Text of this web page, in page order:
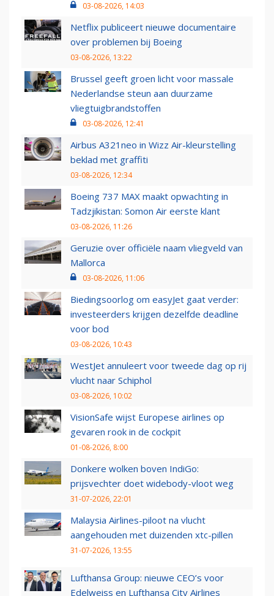
03-08-2026, 14:03
Netflix publiceert nieuwe documentaire
over problemen bij Boeing
03-08-2026, 13:22
Brussel geeft groen licht voor massale
Nederlandse steun aan duurzame
vliegtuigbrandstoffen
03-08-2026, 12:41
Airbus A321neo in Wizz Air-kleurstelling
beklad met graffiti
03-08-2026, 12:34
Boeing 737 MAX maakt opwachting in
Tadzjikistan: Somon Air eerste klant
03-08-2026, 11:26
Geruzie over officiële naam vliegveld van
Mallorca
03-08-2026, 11:06
Biedingsoorlog om easyJet gaat verder:
investeerders krijgen dezelfde deadline
voor bod
03-08-2026, 10:43
WestJet annuleert voor tweede dag op rij
vlucht naar Schiphol
03-08-2026, 10:02
VisionSafe wijst Europese airlines op
gevaren rook in de cockpit
01-08-2026, 8:00
Donkere wolken boven IndiGo:
prijsvechter doet widebody-vloot weg
31-07-2026, 22:01
Malaysia Airlines-piloot na vlucht
aangehouden met duizenden xtc-pillen
31-07-2026, 13:55
Lufthansa Group: nieuwe CEO’s voor
Edelweiss en Lufthansa City Airlines